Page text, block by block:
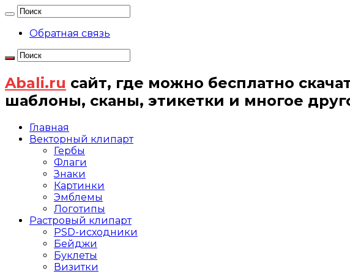
Обратная связь
Abali.ru сайт, где можно бесплатно
шаблоны, сканы, этикетки и многое
Главная
Векторный клипарт
Гербы
Флаги
Знаки
Картинки
Эмблемы
Логотипы
Растровый клипарт
PSD-исходники
Бейджи
Буклеты
Визитки